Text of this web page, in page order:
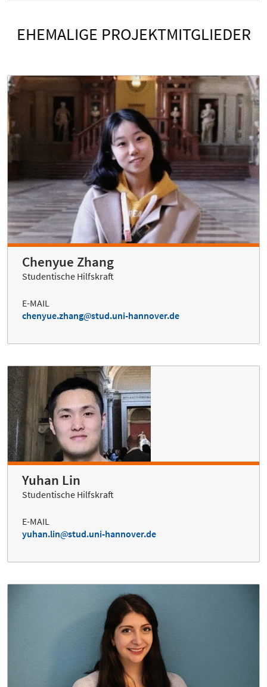
EHEMALIGE PROJEKTMITGLIEDER
Chenyue Zhang
Studentische Hilfskraft
E-MAIL
chenyue.zhang
stud.uni-hannover.de
Yuhan Lin
Studentische Hilfskraft
E-MAIL
yuhan.lin
stud.uni-hannover.de